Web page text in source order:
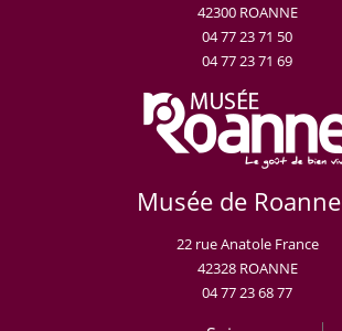
42300 ROANNE
04 77 23 71 50
04 77 23 71 69
Musée de Roanne
22 rue Anatole France
42328 ROANNE
04 77 23 68 77